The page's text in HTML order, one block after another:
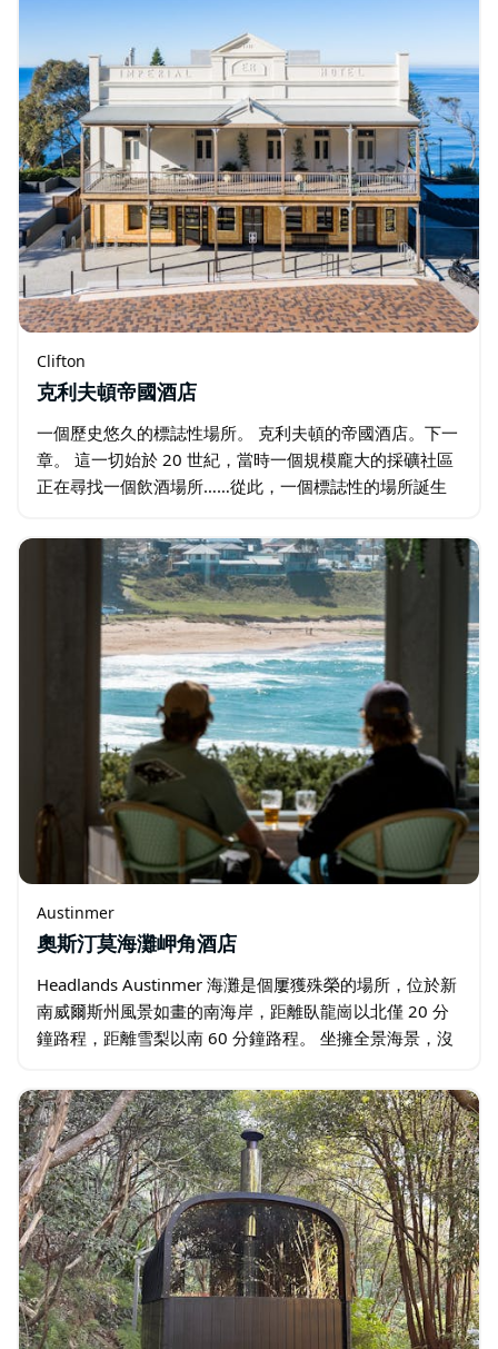
Clifton
克利夫頓帝國酒店
一個歷史悠久的標誌性場所。 克利夫頓的帝國酒店。下一
章。 這一切始於 20 世紀，當時一個規模龐大的採礦社區
正在尋找一個飲酒場所……從此，一個標誌性的場所誕生
閒置了近 20 年，於 2021…
Austinmer
奧斯汀莫海灘岬角酒店
Headlands Austinmer 海灘是個屢獲殊榮的場所，位於新
南威爾斯州風景如畫的南海岸，距離臥龍崗以北僅 20 分
鐘路程，距離雪梨以南 60 分鐘路程。 坐擁全景海景，沒